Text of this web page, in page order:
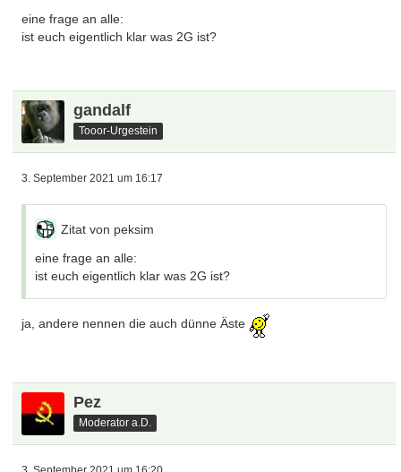
eine frage an alle:
ist euch eigentlich klar was 2G ist?
gandalf
Tooor-Urgestein
3. September 2021 um 16:17
Zitat von peksim
eine frage an alle:
ist euch eigentlich klar was 2G ist?
ja, andere nennen die auch dünne Äste
Pez
Moderator a.D.